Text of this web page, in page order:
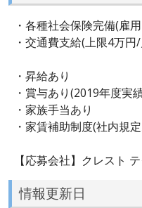
・各種社会保険完備(雇
・交通費支給(上限4万円
・昇給あり
・賞与あり(2019年度実
・家族手当あり
・家賃補助制度(社内規
【応募会社】クレスト
情報更新日